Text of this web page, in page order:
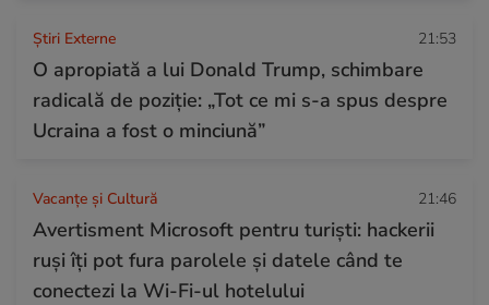
Știri Externe 21:53
O apropiată a lui Donald Trump, schimbare
radicală de poziție: „Tot ce mi s-a spus despre
Ucraina a fost o minciună”
Vacanțe și Cultură 21:46
Avertisment Microsoft pentru turiști: hackerii
ruși îți pot fura parolele și datele când te
conectezi la Wi-Fi-ul hotelului